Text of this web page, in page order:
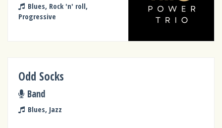
Blues, Rock 'n' roll,
Progressive
Odd Socks
Band
Blues, Jazz